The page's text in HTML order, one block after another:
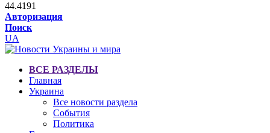
44.4191
Авторизация
Поиск
UA
ВСЕ РАЗДЕЛЫ
Главная
Украина
Все новости раздела
События
Политика